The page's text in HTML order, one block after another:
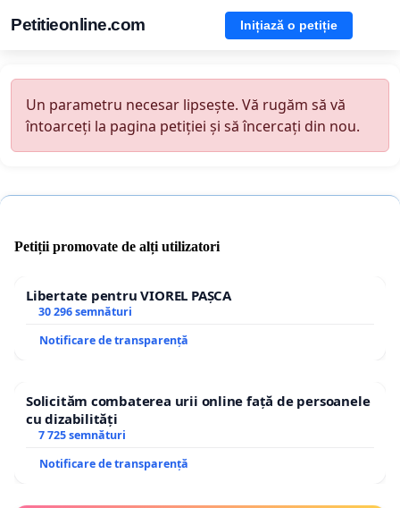
Petitieonline.com Inițiază o petiție
Un parametru necesar lipsește. Vă rugăm să vă
întoarceți la pagina petiției și să încercați din nou.
Petiții promovate de alți utilizatori
Libertate pentru VIOREL PAȘCA
30 296 semnături
Notificare de transparență
Solicităm combaterea urii online față de persoanele
cu dizabilități
7 725 semnături
Notificare de transparență